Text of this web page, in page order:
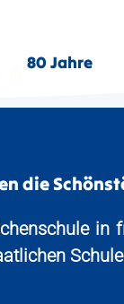
80 Jahre
die
in